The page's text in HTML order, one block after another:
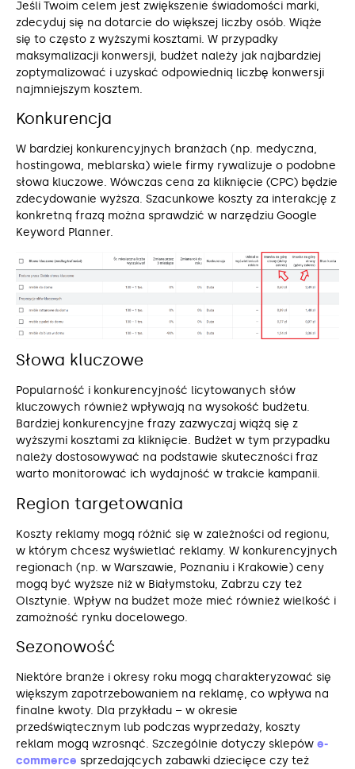
Jeśli Twoim celem jest zwiększenie świadomości marki,
zdecyduj się na dotarcie do większej liczby osób. Wiąże
się to często z wyższymi kosztami. W przypadky
maksymalizacji konwersji, budżet należy jak najbardziej
zoptymalizować i uzyskać odpowiednią liczbę konwersji
najmniejszym kosztem.
Konkurencja
W bardziej konkurencyjnych branżach (np. medyczna,
hostingowa, meblarska) wiele firmy rywalizuje o podobne
słowa kluczowe. Wówczas cena za kliknięcie (CPC) będzie
zdecydowanie wyższa. Szacunkowe koszty za interakcję z
konkretną frazą można sprawdzić w narzędziu Google
Keyword Planner.
Słowa kluczowe
Popularność i konkurencyjność licytowanych słów
kluczowych również wpływają na wysokość budżetu.
Bardziej konkurencyjne frazy zazwyczaj wiążą się z
wyższymi kosztami za kliknięcie. Budżet w tym przypadku
należy dostosowywać na podstawie skuteczności fraz
warto monitorować ich wydajność w trakcie kampanii.
Region targetowania
Koszty reklamy mogą różnić się w zależności od regionu,
w którym chcesz wyświetlać reklamy. W konkurencyjnych
regionach (np. w Warszawie, Poznaniu i Krakowie) ceny
mogą być wyższe niż w Białymstoku, Zabrzu czy też
Olsztynie. Wpływ na budżet może mieć również wielkość i
zamożność rynku docelowego.
Sezonowość
Niektóre branże i okresy roku mogą charakteryzować się
większym zapotrzebowaniem na reklamę, co wpływa na
finalne kwoty. Dla przykładu – w okresie
przedświątecznym lub podczas wyprzedaży, koszty
reklam mogą wzrosnąć. Szczególnie dotyczy sklepów e-
commerce sprzedających zabawki dziecięce czy też